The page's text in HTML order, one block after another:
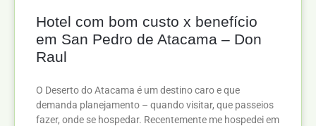
Hotel com bom custo x benefício
em San Pedro de Atacama – Don
Raul
O Deserto do Atacama é um destino caro e que
demanda planejamento – quando visitar, que passeios
fazer, onde se hospedar. Recentemente me hospedei em